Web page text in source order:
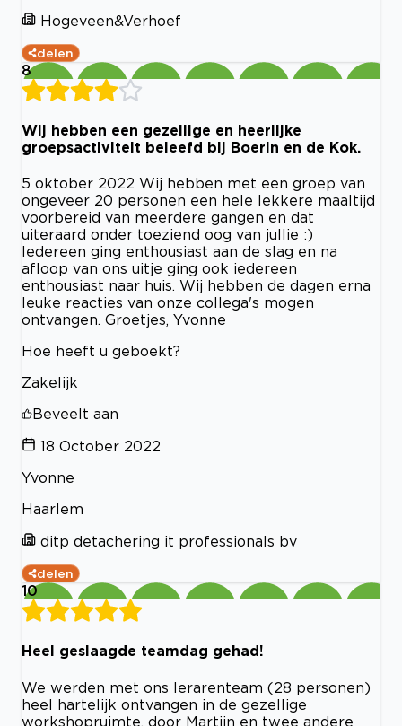
Hogeveen&Verhoef
delen
8
Wij hebben een gezellige en heerlijke
groepsactiviteit beleefd bij Boerin en de Kok.
5 oktober 2022 Wij hebben met een groep van
ongeveer 20 personen een hele lekkere maaltijd
voorbereid van meerdere gangen en dat
uiteraard onder toeziend oog van jullie :)
Iedereen ging enthousiast aan de slag en na
afloop van ons uitje ging ook iedereen
enthousiast naar huis. Wij hebben de dagen erna
leuke reacties van onze collega's mogen
ontvangen. Groetjes, Yvonne
Hoe heeft u geboekt?
Zakelijk
Beveelt aan
18 October 2022
Yvonne
Haarlem
ditp detachering it professionals bv
delen
10
Heel geslaagde teamdag gehad!
We werden met ons lerarenteam (28 personen)
heel hartelijk ontvangen in de gezellige
workshopruimte, door Martijn en twee andere